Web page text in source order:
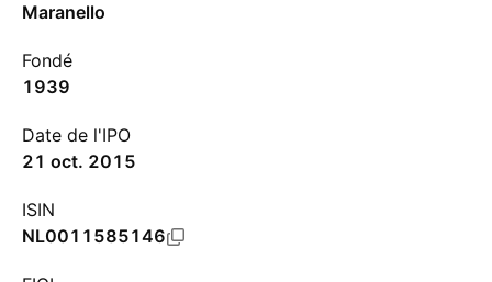
Maranello
Fondé
1939
Date de l'IPO
21 oct. 2015
ISIN
NL0011585146